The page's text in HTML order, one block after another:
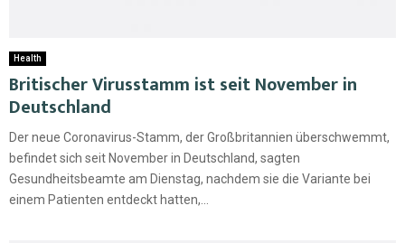
Health
Britischer Virusstamm ist seit November in
Deutschland
Der neue Coronavirus-Stamm, der Großbritannien überschwemmt,
befindet sich seit November in Deutschland, sagten
Gesundheitsbeamte am Dienstag, nachdem sie die Variante bei
einem Patienten entdeckt hatten,...